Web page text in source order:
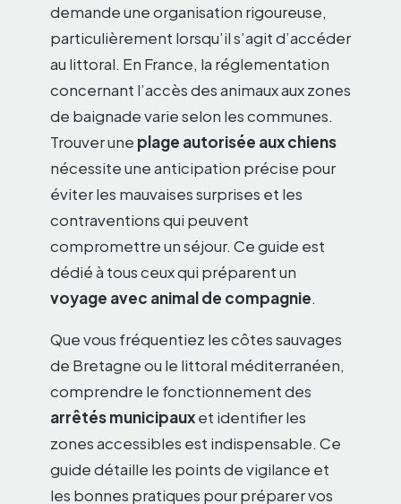
demande une organisation rigoureuse,
particulièrement lorsqu’il s’agit d’accéder
au littoral. En France, la réglementation
concernant l’accès des animaux aux zones
de baignade varie selon les communes.
Trouver une plage autorisée aux chiens
nécessite une anticipation précise pour
éviter les mauvaises surprises et les
contraventions qui peuvent
compromettre un séjour. Ce guide est
dédié à tous ceux qui préparent un
voyage avec animal de compagnie.
Que vous fréquentiez les côtes sauvages
de Bretagne ou le littoral méditerranéen,
comprendre le fonctionnement des
arrêtés municipauxet identifier les
zones accessibles est indispensable. Ce
guide détaille les points de vigilance et
les bonnes pratiques pour préparer vos